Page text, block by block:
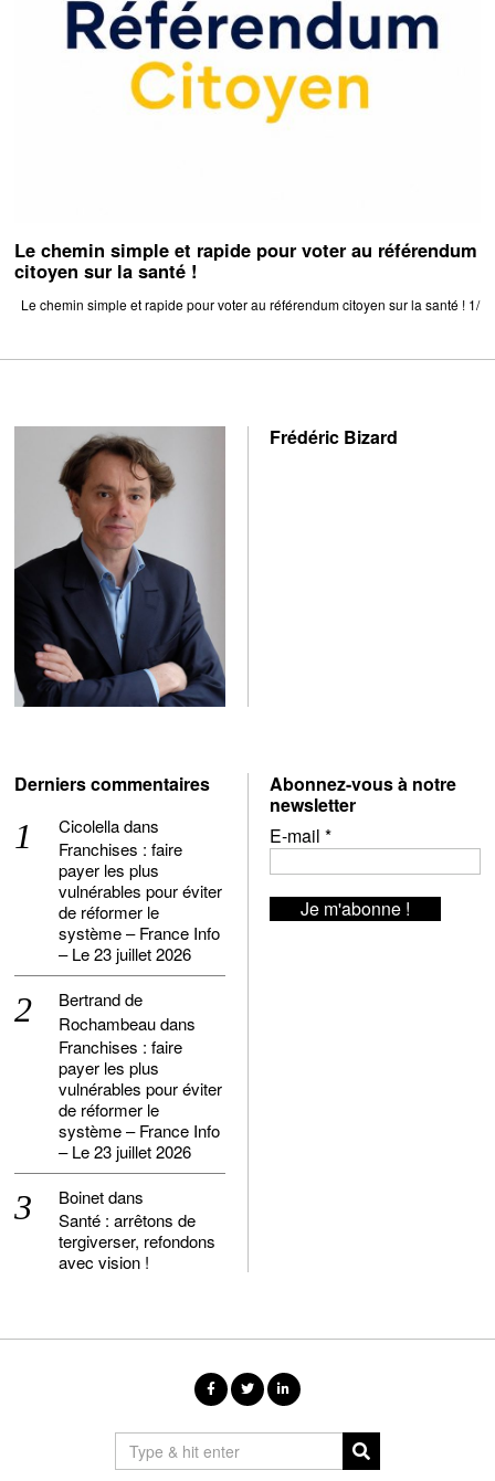
Le chemin simple et rapide pour voter au référendum
citoyen sur la santé !
Le chemin simple et rapide pour voter au référendum citoyen sur la santé ! 1/
Frédéric Bizard
Derniers commentaires
Cicolelladans
Franchises : faire
payer les plus
vulnérables pour éviter
de réformer le
système – France Info
– Le 23 juillet 2026
Bertrand de
Rochambeaudans
Franchises : faire
payer les plus
vulnérables pour éviter
de réformer le
système – France Info
– Le 23 juillet 2026
Boinetdans
Santé : arrêtons de
tergiverser, refondons
avec vision !
Abonnez-vous à notre
newsletter
E-mail *